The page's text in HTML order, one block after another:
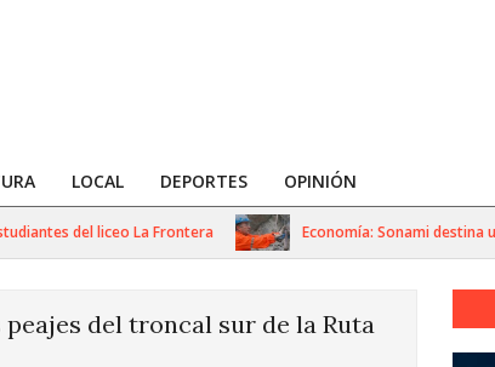
LOCAL DEPORTES OPINIÓN
del liceo La Frontera Economía: Sonami destina un
del troncal sur de la Ruta